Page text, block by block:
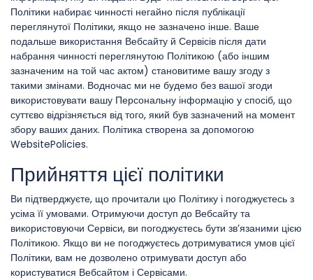
Політики набирає чинності негайно після публікації
переглянутої Політики, якщо не зазначено інше. Ваше
подальше використання Вебсайту й Сервісів після дати
набрання чинності переглянутою Політикою (або іншим
зазначеним на той час актом) становитиме вашу згоду з
такими змінами. Водночас ми не будемо без вашої згоди
використовувати вашу Персональну інформацію у спосіб, що
суттєво відрізняється від того, який був зазначений на момент
збору ваших даних. Політика створена за допомогою
WebsitePolicies.
Прийняття цієї політики
Ви підтверджуєте, що прочитали цю Політику і погоджуєтесь з
усіма її умовами. Отримуючи доступ до Вебсайту та
використовуючи Сервіси, ви погоджуєтесь бути зв’язаними цією
Політикою. Якщо ви не погоджуєтесь дотримуватися умов цієї
Політики, вам не дозволено отримувати доступ або
користуватися Вебсайтом і Сервісами.